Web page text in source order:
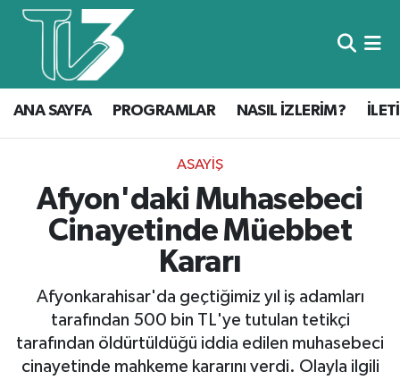
ANA SAYFA PROGRAMLAR NASIL İZLERİM?
ASAYIŞ
Afyon'daki Muhasebeci
Cinayetinde Müebbet
Kararı
Afyonkarahisar'da geçtiğimiz yıl iş adamları
tarafından 500 bin TL'ye tutulan tetikçi
tarafından öldürtüldüğü iddia edilen muhasebeci
cinayetinde mahkeme kararını verdi. Olayla ilgili
Foto Galeri
Canlı Yayın
ANA SAYFA
PROGRAMLAR
İLETİŞİM
CANLI YAYIN